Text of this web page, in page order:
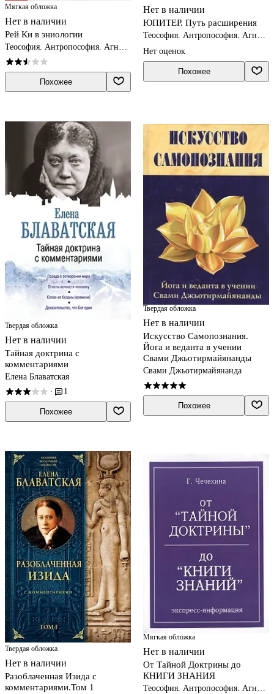
Мягкая обложка
Нет в наличии
Рей Ки в эниологии
Теософия. Антропософия. Агни-
йога. Шамбала
Похожее
Нет в наличии
ЮПИТЕР. Путь расширения
Теософия. Антропософия. Агни-
Нет оценок
Похожее
Твердая обложка
Нет в наличии
Тайная доктрина с
комментариями
Елена Блаватская
· 1
Похожее
Твердая обложка
Нет в наличии
Искусство Самопознания.
Йога и веданта в учении
Свами Джьотирмайянанды
Свами Джьотирмайянанда
Похожее
Твердая обложка
Нет в наличии
Разоблаченная Изида с
комментариями.Том 1
Мягкая обложка
Нет в наличии
От Тайной Доктрины до
КНИГИ ЗНАНИЯ
Теософия. Антропософия. Агни-